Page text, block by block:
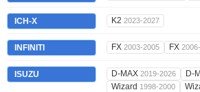
ICH-X K2 2023-2027
INFINITI FX 2003-2005 FX
ISUZU D-MAX 2019-2026 D-
Wizard 1998-2000